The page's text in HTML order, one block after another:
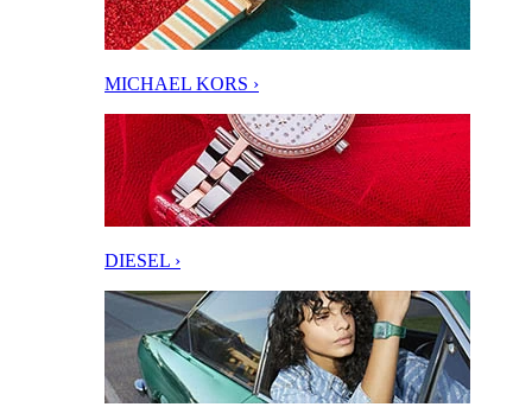
MICHAEL KORS ›
DIESEL ›